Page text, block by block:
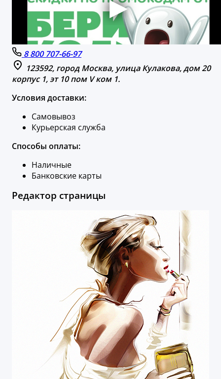
8 800 707-66-97
123592, город Москва, улица Кулакова, дом 20
корпус 1, эт 10 пом V ком 1.
Условия доставки:
Самовывоз
Курьерская служба
Способы оплаты:
Наличные
Банковские карты
Редактор страницы